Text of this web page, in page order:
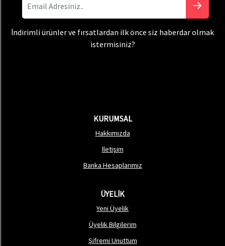
İndirimli ürünler ve fırsatlardan ilk önce siz haberdar olmak
istermisiniz?
KURUMSAL
Hakkımızda
İletişim
Banka Hesaplarımız
ÜYELİK
Yeni Üyelik
Üyelik Bilgilerim
Şifremi Unuttum